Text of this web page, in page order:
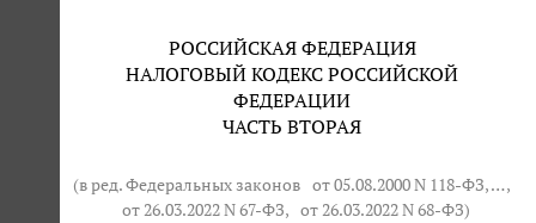
РОССИЙСКАЯ ФЕДЕРАЦИЯ
НАЛОГОВЫЙ КОДЕКС РОССИЙСКОЙ
ФЕДЕРАЦИИ
ЧАСТЬ ВТОРАЯ
(в ред. Федеральных законов от 05.08.2000 N 118-ФЗ, … ,
от 26.03.2022 N 67-ФЗ, от 26.03.2022 N 68-ФЗ)